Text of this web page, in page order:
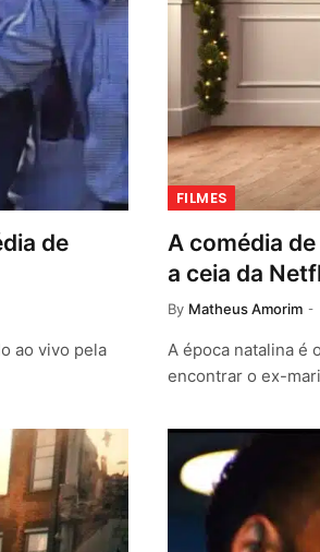
de
ao vivo pela
FILMES
A comédia
a ceia da
By Matheus Amorim
A época natalina é
encontrar o ex-